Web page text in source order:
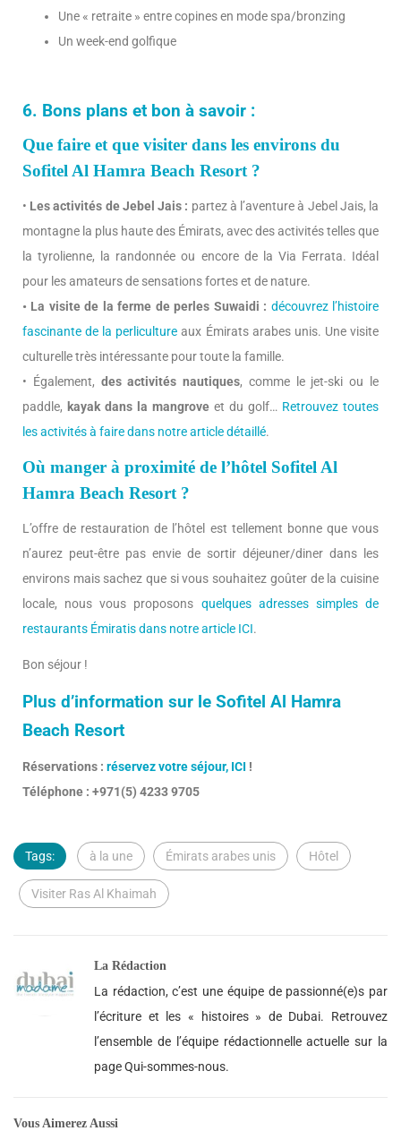
Une « retraite » entre copines en mode spa/bronzing
Un week-end golfique
6. Bons plans et bon à savoir :
Que faire et que visiter dans les environs du
Sofitel Al Hamra Beach Resort ?
• Les activités de Jebel Jais : partez à l’aventure à Jebel Jais, la
montagne la plus haute des Émirats, avec des activités telles que
la tyrolienne, la randonnée ou encore de la Via Ferrata. Idéal
pour les amateurs de sensations fortes et de nature.
• La visite de la ferme de perles Suwaidi : découvrez l’histoire
fascinante de la perliculture aux Émirats arabes unis. Une visite
culturelle très intéressante pour toute la famille.
• Également, des activités nautiques, comme le jet-ski ou le
paddle, kayak dans la mangrove et du golf… Retrouvez toutes
les activités à faire dans notre article détaillé.
Où manger à proximité de l’hôtel Sofitel Al
Hamra Beach Resort ?
L’offre de restauration de l’hôtel est tellement bonne que vous
n’aurez peut-être pas envie de sortir déjeuner/diner dans les
environs mais sachez que si vous souhaitez goûter de la cuisine
locale, nous vous proposons quelques adresses simples de
restaurants Émiratis dans notre article ICI.
Bon séjour !
Plus d’information sur le Sofitel Al Hamra
Beach Resort
Réservations : réservez votre séjour, ICI !
Téléphone : +971(5) 4233 9705
Tags: à la une Émirats arabes unis Hôtel
Visiter Ras Al Khaimah
La Rédaction
La rédaction, c’est une équipe de passionné(e)s par
l’écriture et les « histoires » de Dubai. Retrouvez
l’ensemble de l’équipe rédactionnelle actuelle sur la
page Qui-sommes-nous.
Vous Aimerez Aussi